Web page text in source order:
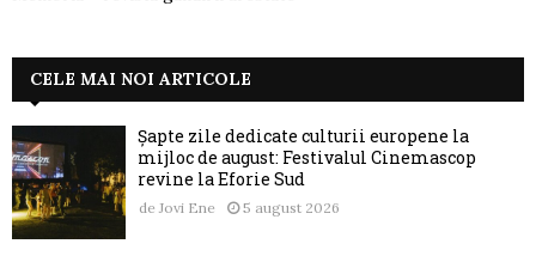
CELE MAI NOI ARTICOLE
Șapte zile dedicate culturii europene la
mijloc de august: Festivalul Cinemascop
revine la Eforie Sud
de Jovi Ene 5 august 2026